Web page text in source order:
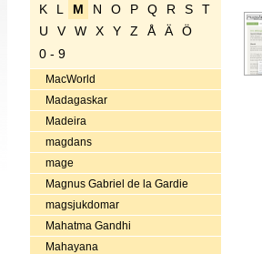
K
L M N O P Q R S
T
U
V W X Y Z Å Ä
Ö
0 - 9
MacWorld
Madagaskar
Madeira
magdans
mage
Magnus Gabriel de la Gardie
magsjukdomar
Mahatma Gandhi
Mahayana